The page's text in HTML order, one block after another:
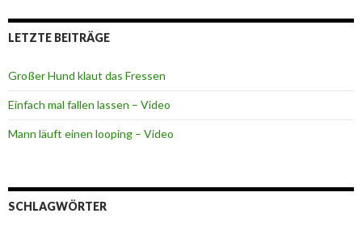
LETZTE BEITRÄGE
Großer Hund klaut das Fressen
Einfach mal fallen lassen – Video
Mann läuft einen looping – Video
SCHLAGWÖRTER